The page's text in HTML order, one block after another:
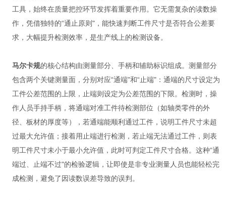
工具，始终在质量把控环节发挥着重要作用。它无需复杂的读数操
作，凭借独特的“通止原则"，能快速判断工件尺寸是否符合公差要
求，大幅提升检测效率，是生产线上的检测设备。
马尔卡规的核心结构由测量部分、手柄和辅助标识组成。测量部分
包含两个关键测量面，分别对应“通端"和“止端"：通端的尺寸设定为
工件公差范围的上限，止端则设定为公差范围的下限。检测时，操
作人员手持手柄，将通端对准工件待检测部位（如轴类零件的外
径、板材的厚度等），若通端能顺利通过工件，说明工件尺寸未超
过最大允许值；接着用止端进行检测，若止端无法通过工件，则表
明工件尺寸未小于最小允许值，此时可判定工件尺寸合格。这种“通
端过、止端不过"的检验逻辑，让即使是非专业测量人员也能轻松完
成检测，避免了因读数误差导致的误判。